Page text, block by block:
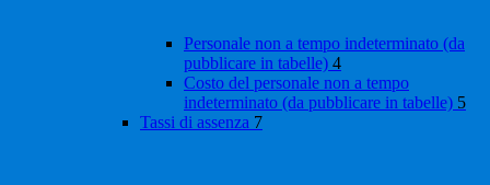
Personale non a tempo indeterminato (da
pubblicare in tabelle) 4
Costo del personale non a tempo
indeterminato (da pubblicare in tabelle) 5
Tassi di assenza 7